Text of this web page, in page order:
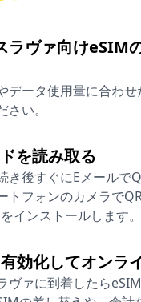
ラヴァ向けeSIM
データ使用量に合わ
さい。
を読み取る
き後すぐにEメールで
トフォンのカメラで
インストールします。
効化してオンラ
ヴァに到着したら